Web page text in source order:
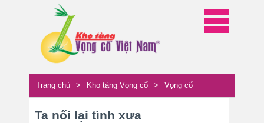
Trang chủ > Kho tàng Vọng cổ > Vọng cổ
Ta nối lại tình xưa